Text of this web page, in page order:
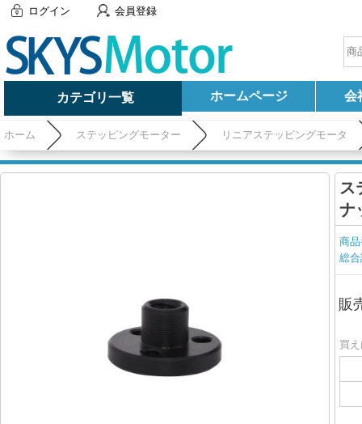
ログイン 会員登録
カテゴリ一覧 ホームページ 会
ホーム ステッピングモーター リニアステッピングモータ
ス
ナ
商
総
販
買